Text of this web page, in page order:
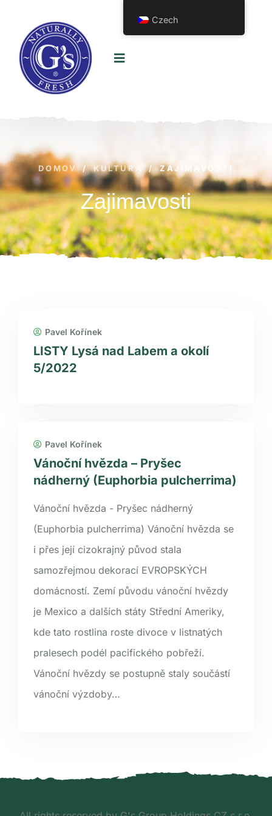
DOMOV / KULTURA / ZAJIMAVOSTI
Zajimavosti
Pavel Kořínek
LISTY Lysá nad Labem a okolí
5/2022
Pavel Kořínek
Vánoční hvězda – Pryšec
nádherný (Euphorbia pulcherrima)
Vánoční hvězda - Pryšec nádherný
(Euphorbia pulcherrima) Vánoční hvězda se
i přes její cizokrajný původ stala
samozřejmou dekorací EVROPSKÝCH
domácností. Zemí původu vánoční hvězdy
je Mexico a dalších státy Střední Ameriky,
kde tato rostlina roste divoce v listnatých
pralesech podél pacifického pobřeží.
Vánoční hvězdy se postupně staly součástí
vánoční výzdoby…
Czech